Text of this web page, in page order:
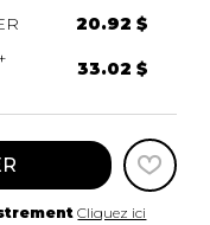
20.92 $
33.02 $
Cliquez ici